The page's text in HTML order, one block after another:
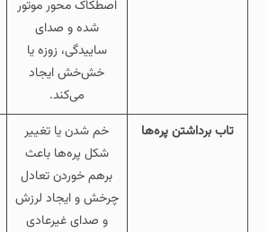
اصطکاک محور موتور
شده و صدای
ساییدگی، زوزه یا
خش‌خش ایجاد
می‌کند.
تاب برداشتن پره‌ها
خم شدن یا تغییر
شکل پره‌ها باعث
برهم خوردن تعادل
چرخش و ایجاد لرزش
و صدای غیرعادی